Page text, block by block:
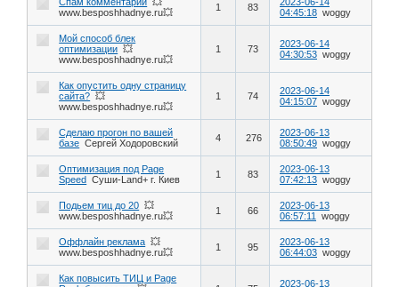
www.besposhhadnye.ru💥
1 83
04:45:18 woggy
Мой способ блек
оптимизации 💥
www.besposhhadnye.ru💥
1 73
2023-06-14
04:30:53 woggy
Как опустить одну страницу
сайта? 💥
www.besposhhadnye.ru💥
1 74
2023-06-14
04:15:07 woggy
Сделаю прогон по вашей
базе Сергей Ходоровский 4 276
2023-06-13
08:50:49 woggy
Оптимизация под Page
Speed
Суши-Land+ г. Киев 1 83
2023-06-13
07:42:13 woggy
Подьем тиц до 20 💥
www.besposhhadnye.ru💥
1 66
2023-06-13
06:57:11
woggy
Оффлайн реклама 💥
www.besposhhadnye.ru💥
1 95
2023-06-13
06:44:03 woggy
Как повысить ТИЦ и Page
2023-06-13